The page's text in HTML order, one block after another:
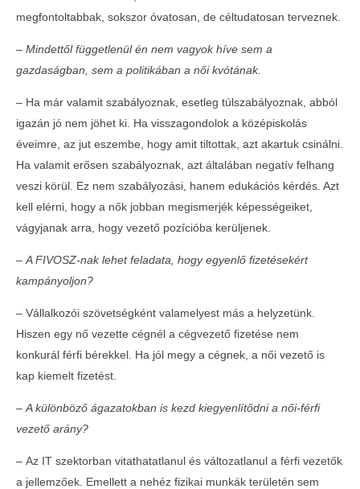
megfontoltabbak, sokszor óvatosan, de céltudatosan terveznek.
– Mindettől függetlenül én nem vagyok híve sem a
gazdaságban, sem a politikában a női kvótának.
– Ha már valamit szabályoznak, esetleg túlszabályoznak, abból
igazán jó nem jöhet ki. Ha visszagondolok a középiskolás
éveimre, az jut eszembe, hogy amit tiltottak, azt akartuk csinálni.
Ha valamit erősen szabályoznak, azt általában negatív felhang
veszi körül. Ez nem szabályozási, hanem edukációs kérdés. Azt
kell elérni, hogy a nők jobban megismerjék képességeiket,
vágyjanak arra, hogy vezető pozícióba kerüljenek.
– A FIVOSZ-nak lehet feladata, hogy egyenlő fizetésekért
kampányoljon?
– Vállalkozói szövetségként valamelyest más a helyzetünk.
Hiszen egy nő vezette cégnél a cégvezető fizetése nem
konkurál férfi bérekkel. Ha jól megy a cégnek, a női vezető is
kap kiemelt fizetést.
– A különböző ágazatokban is kezd kiegyenlítődni a női-férfi
vezető arány?
– Az IT szektorban vitathatatlanul és változatlanul a férfi vezetők
a jellemzőek. Emellett a nehéz fizikai munkák területén sem